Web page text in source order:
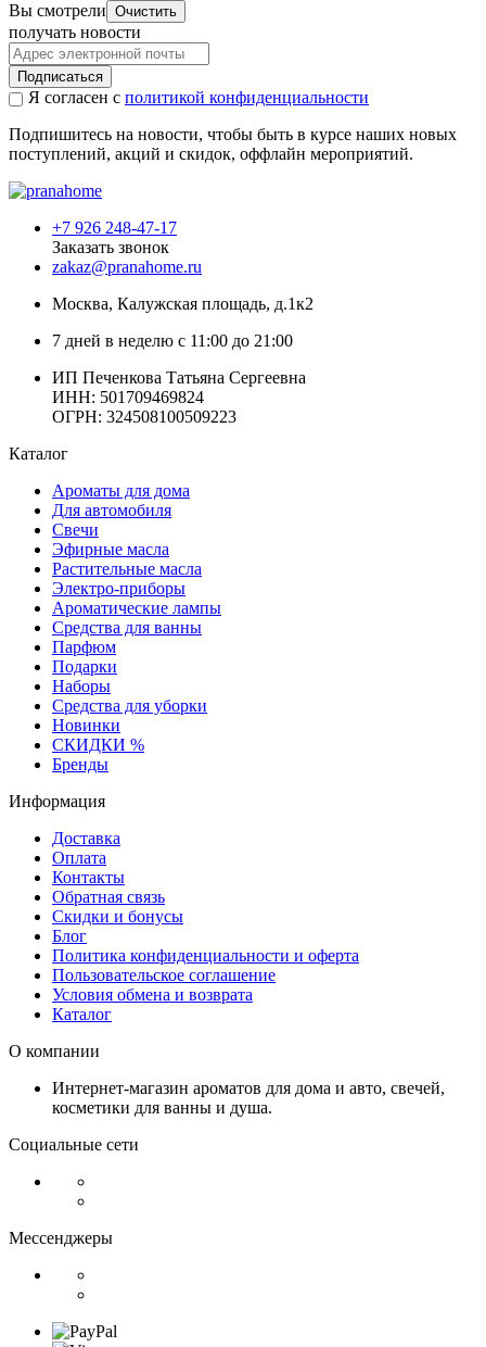
Вы смотрели Очистить
получать новости
Подписаться
Я согласен с политикой конфиденциальности
Подпишитесь на новости, чтобы быть в курсе наших новых
поступлений, акций и скидок, оффлайн мероприятий.
+7 926 248-47-17
Заказать звонок
zakaz@pranahome.ru
Москва, Калужская площадь, д.1к2
7 дней в неделю с 11:00 до 21:00
ИП Печенкова Татьяна Сергеевна
ИНН: 501709469824
ОГРН: 324508100509223
Каталог
Ароматы для дома
Для автомобиля
Свечи
Эфирные масла
Растительные масла
Электро-приборы
Ароматические лампы
Средства для ванны
Парфюм
Подарки
Наборы
Средства для уборки
Новинки
СКИДКИ %
Бренды
Информация
Доставка
Оплата
Контакты
Обратная связь
Скидки и бонусы
Блог
Политика конфиденциальности и оферта
Пользовательское соглашение
Условия обмена и возврата
Каталог
О компании
Интернет-магазин ароматов для дома и авто, свечей,
косметики для ванны и душа.
Социальные сети
Мессенджеры